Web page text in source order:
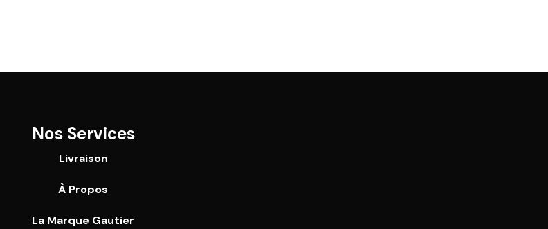
Nos Services
Livraison
À Propos
La Marque Gautier